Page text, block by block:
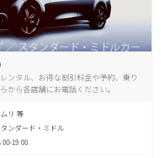
ンタル、お得な割引料金や予約、乗り
から各店舗にお電話ください。
リ 等
タンダード・ミドル
19:00